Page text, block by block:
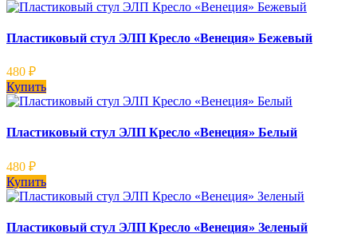
Пластиковый стул ЭЛП Кресло «Венеция» Бежевый
480 ₽
Купить
Пластиковый стул ЭЛП Кресло «Венеция» Белый
480 ₽
Купить
Пластиковый стул ЭЛП Кресло «Венеция» Зеленый